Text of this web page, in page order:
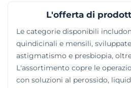
L'offerta di
Le categorie disponibili
quindicinali e mensili,
astigmatismo e presbiopia,
L'assortimento copre le
con soluzioni al perossido,